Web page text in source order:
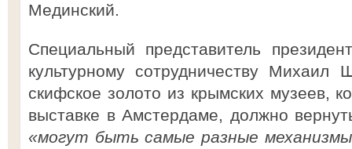
Мединский.
Специальный представитель
культурному сотрудничеству Михаил
скифское золото из крымских музеев,
выставке в Амстердаме, должно
«могут быть самые разные